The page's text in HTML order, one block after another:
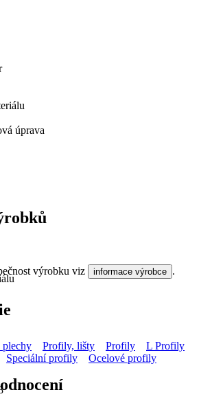
úprava
výrobku viz informace výrobce .
Profily, lišty Profily
L Profily
Speciální profily Ocelové profily